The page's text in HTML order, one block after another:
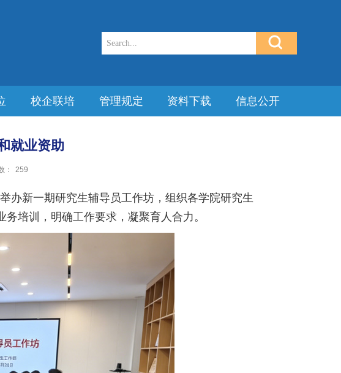
校企联培 管理规定 资料下载 信息公开
就业资助
： 259
办新一期研究生辅导员工作坊，组织各学院研究生
培训，明确工作要求，凝聚育人合力。